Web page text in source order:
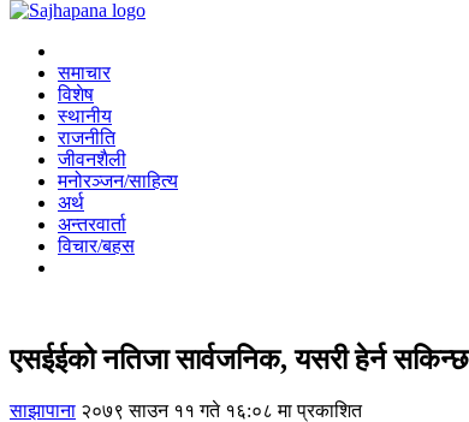
समाचार
विशेष
स्थानीय
राजनीति
जीवनशैली
मनोरञ्जन/साहित्य
अर्थ
अन्तरवार्ता
विचार/बहस
एसईईको नतिजा सार्वजनिक, यसरी हेर्न सकिन्छ
साझापाना २०७९ साउन ११ गते १६:०८ मा प्रकाशित